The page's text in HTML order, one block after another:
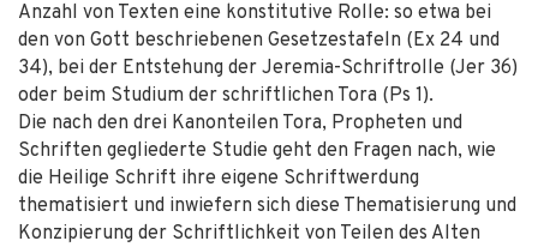
Anzahl von Texten eine konstitutive Rolle: so etwa bei
den von Gott beschriebenen Gesetzestafeln (Ex 24 und
34), bei der Entstehung der Jeremia-Schriftrolle (Jer 36)
oder beim Studium der schriftlichen Tora (Ps 1).
Die nach den drei Kanonteilen Tora, Propheten und
Schriften gegliederte Studie geht den Fragen nach, wie
die Heilige Schrift ihre eigene Schriftwerdung
thematisiert und inwiefern sich diese Thematisierung und
Konzipierung der Schriftlichkeit von Teilen des Alten